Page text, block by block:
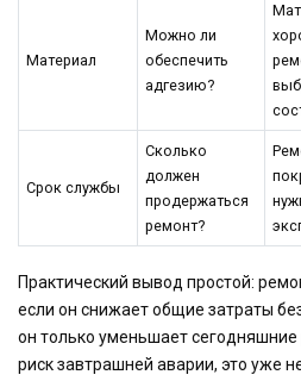
Материал
Можно ли
обеспечить
адгезию?
Срок службы
Сколько
должен
продержаться
ремонт?
Практический вывод простой:
если он снижает общие затраты
он только уменьшает
риск завтрашней аварии, это уже